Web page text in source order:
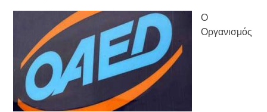
Ο
Οργανισμός